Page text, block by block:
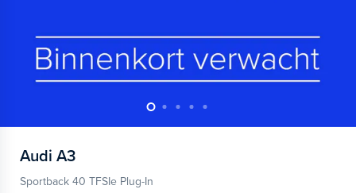
Audi A3
Sportback 40 TFSIe Plug-In